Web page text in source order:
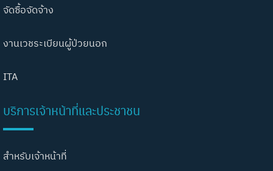
จัดซื้อจัดจ้าง
งานเวชระเบียนผู้ป่วยนอก
ITA
บริการเจ้าหน้าที่และประชาชน
สำหรับเจ้าหน้าที่